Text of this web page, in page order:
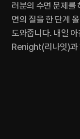
러분의 수면 문제를
면의 질을 한 단계
도와줍니다. 내일
Renight(리나잇)과